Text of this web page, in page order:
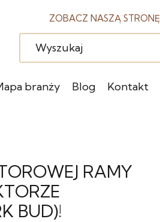
ZOBACZ NASZĄ STRONĘ
branży Blog Kontakt
RAMY
BUD)!